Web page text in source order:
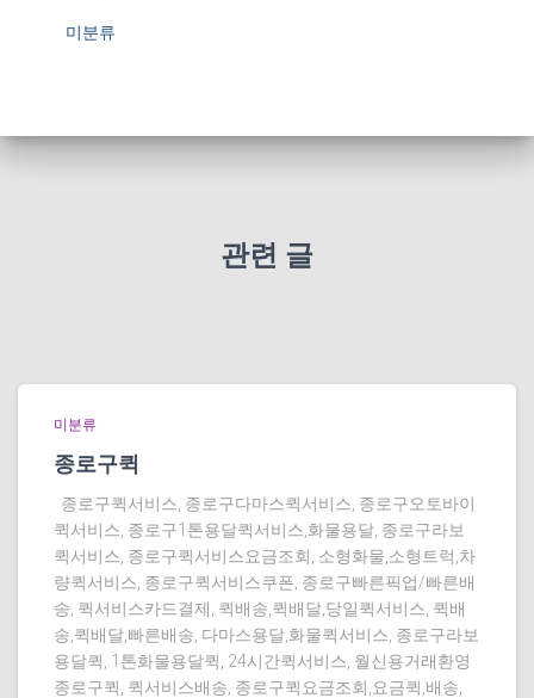
미분류
관련 글
미분류
종로구퀵
종로구퀵서비스, 종로구다마스퀵서비스, 종로구오토바이
퀵서비스, 종로구1톤용달퀵서비스,화물용달, 종로구라보
퀵서비스, 종로구퀵서비스요금조회, 소형화물,소형트럭,차
량퀵서비스, 종로구퀵서비스쿠폰, 종로구빠른픽업/빠른배
송, 퀵서비스카드결제, 퀵배송,퀵배달,당일퀵서비스, 퀵배
송,퀵배달,빠른배송, 다마스용달,화물퀵서비스, 종로구라보
용달퀵, 1톤화물용달퀵, 24시간퀵서비스, 월신용거래환영
종로구퀵, 퀵서비스배송, 종로구퀵요금조회,요금퀵,배송,